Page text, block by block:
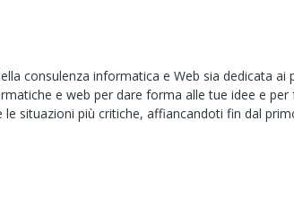
consulenza informatica e Web sia dedicata
e web per dare forma alle tue idee e per
le situazioni più critiche, affiancandoti fin dal